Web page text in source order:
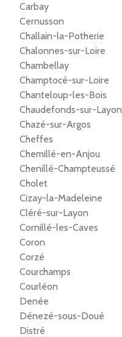
Carbay
Cernusson
Challain-la-Potherie
Chalonnes-sur-Loire
Chambellay
Champtocé-sur-Loire
Chanteloup-les-Bois
Chaudefonds-sur-Layon
Chazé-sur-Argos
Cheffes
Chemillé-en-Anjou
Chenillé-Champteussé
Cholet
Cizay-la-Madeleine
Cléré-sur-Layon
Cornillé-les-Caves
Coron
Corzé
Courchamps
Courléon
Denée
Dénezé-sous-Doué
Distré